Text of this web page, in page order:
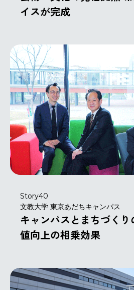
イスが完成
Story40
文教大学 東京あだちキャンパス
キャンパスとまちづく
値向上の相乗効果